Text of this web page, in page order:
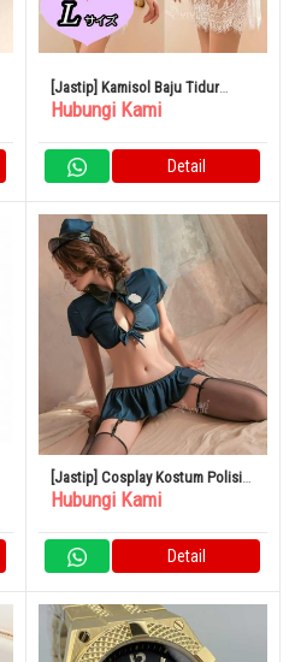
[Jastip] Kamisol Baju Tidur
Lingerie Seksi Babydoll Size L
Hubungi Kami
Detail
[Jastip] Cosplay Kostum Polisi
Seksi Rok Mini
Hubungi Kami
Detail